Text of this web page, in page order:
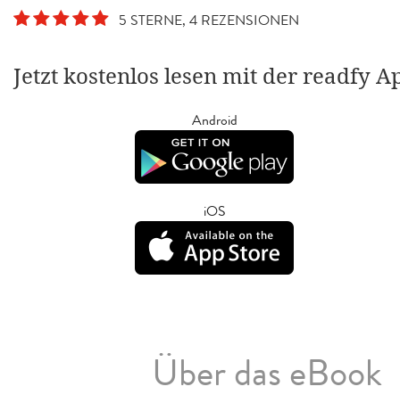
5 STERNE, 4 REZENSIONEN
Jetzt kostenlos lesen mit der readfy
Android
iOS
Über das eBook